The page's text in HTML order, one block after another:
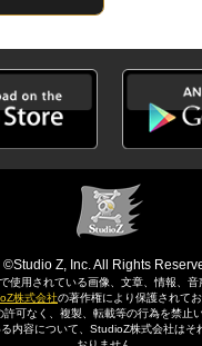
©Studio Z, Inc. All Rights
使用されている画像、文章、情報、音
株式会社の著作権により保護されてお
許可なく、複製、転載等の行為を禁止い
内容について、StudioZ株式会社はそ